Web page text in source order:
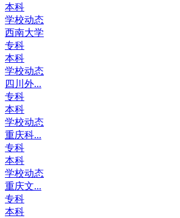
本科
学校动态
西南大学
专科
本科
学校动态
四川外...
专科
本科
学校动态
重庆科...
专科
本科
学校动态
重庆文...
专科
本科